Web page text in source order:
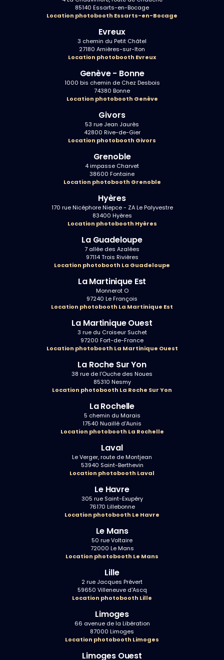
85140 Essarts-en-Bocage
Location photobooth Essarts-en-Bocage
Evreux
3 chemin du Petit Châtel
27180 Arnières-sur-Iton
Location photobooth Evreux
Genève - Bonne
1000 bis chemin de Chez Desbois
74380 Bonne
Location photobooth Genève
Givors
53 rue Jean Jaurès
42800 Rive-de-Gier
Location photobooth Givors
Grenoble
4 impasse Charvet
38600 Fontaine
Location photobooth Grenoble
Hyères
170 rue Nicéphore Niepce - ZA Le Palyvestre
83400 Hyères
Location photobooth Hyères
La Guadeloupe
7 allée des Azalées
97114 Trois Rivières
Location photobooth La Guadeloupe
La Martinique Est
Monnerot O
97240 Le François
Location photobooth La Martinique Est
La Martinique Ouest
3 rue du Croiseur Suchet
97200 Fort-de-France
Location photobooth La Martinique Ouest
La Roche Sur Yon
38 rue de l'Ouche des Noues
85310 Nesmy
Location photobooth La Roche Sur Yon
La Rochelle
5 chemin du Marais
17540 Nuaillé d'Aunis
Location photobooth La Rochelle
Laval
Le Verger, route de Montjean
53940 Saint-Berthevin
Location photobooth Laval
Le Havre
305 rue Saint-Exupéry
76170 Lillebonne
Location photobooth Le Havre
Le Mans
50 rue Voltaire
72000 Le Mans
Location photobooth Le Mans
Lille
2 rue Jacques Prévert
59650 Villeneuve d'Ascq
Location photobooth Lille
Limoges
66 avenue de la Libération
87000 Limoges
Location photobooth Limoges
Limoges Ouest